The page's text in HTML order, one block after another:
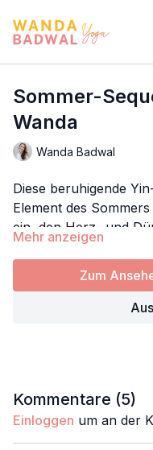
Sommer-
Wanda
Wanda Badwal
Diese beruhigende
Element des
ein, den Herz- und
In der Traditionellen
das Yin-Organ des
– unseres Geistes,
inneren Lichts. Der
für innere Freude
auch auf
Was nährt mich
Im Sommer geht es
voller Energie zu
Reizüberflutung oder
Mehr anzeigen
Zum
Kommentare (5)
Einloggen um an der